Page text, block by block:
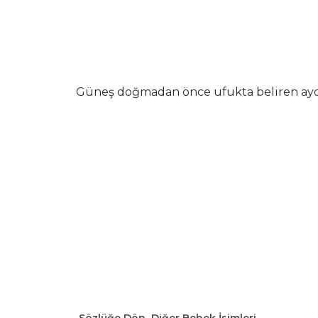
Güneş doğmadan önce ufukta beliren